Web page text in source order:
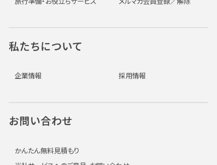
私たちについて
企業情報 採用情報
お問い合わせ
かんたん無料見積もり